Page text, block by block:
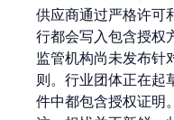
供应商通过严格许可
行都会写入包含授权
监管机构尚未发布针
则。行业团体正在起
件中都包含授权证明。